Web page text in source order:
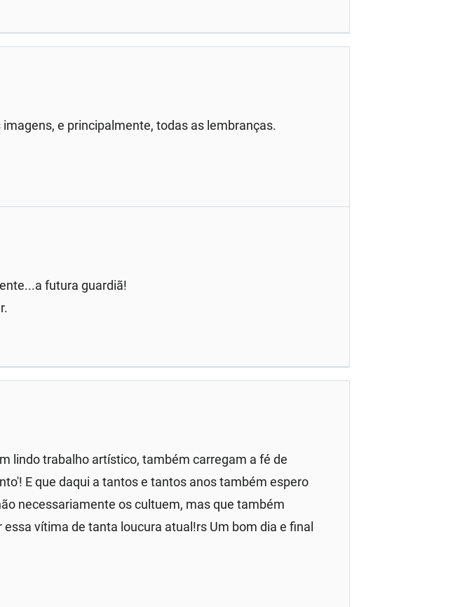
e principalmente, todas as lembranças.
futura guardiã!
lindo trabalho artístico, também carregam a fé de
E que daqui a tantos e tantos anos também espero
necessariamente os cultuem, mas que também
vítima de tanta loucura atual!rs Um bom dia e final